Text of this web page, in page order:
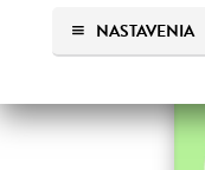
NASTAVENIA